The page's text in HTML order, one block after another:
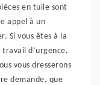
en tuile sont
appel à un
Si vous êtes à la
travail d’urgence,
vous dresserons
demande, que